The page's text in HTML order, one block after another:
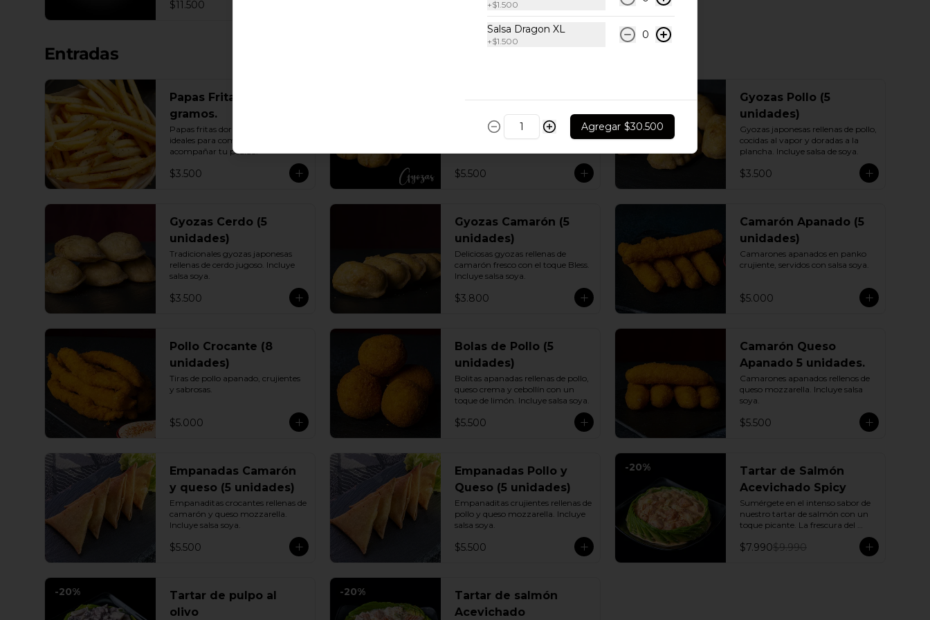
$11.500
Entradas
Papas Fritas 400
gramos.
Papas fritas doradas y crujientes,
ideales para compartir o
acompañar tu pedido.
$3.500
Gyozas Pollo - Cerdo
10 unidades
Mix de 5 gyozas de pollo y 5 de
cerdo. Incluye 2 salsas de soya.
$5.500
Gyozas Pollo (5
unidades)
Gyozas japonesas rellenas de pollo,
cocidas al vapor y doradas a la
plancha. Incluye salsa de soya.
$3.500
Gyozas Cerdo (5
unidades)
Tradicionales gyozas japonesas
rellenas de cerdo jugoso. Incluye
salsa soya.
$3.500
Gyozas Camarón (5
unidades)
Deliciosas gyozas rellenas de
camarón fresco con el toque Bless.
Incluye salsa soya.
$3.800
Camarón Apanado (5
unidades)
Camarones apanados en panko
crujiente, servidos con salsa soya.
$5.000
Pollo Crocante (8
unidades)
Tiras de pollo apanado, crujientes
y sabrosas.
$5.000
Bolas de Pollo (5
unidades)
Bolitas apanadas rellenas de pollo,
queso crema y cebollín con un
toque de limón. Incluye salsa soya.
$5.500
Camarón Queso
Apanado 5 unidades.
Camarones apanados rellenos de
queso mozzarella. Incluye salsa
soya.
$5.500
Empanadas Camarón
y queso (5 unidades)
Empanaditas crocantes rellenas de
camarón y queso mozzarella.
Incluye salsa soya.
$5.500
Empanadas Pollo y
Queso (5 unidades)
Empanaditas crujientes rellenas de
pollo y queso mozzarella. Incluye
salsa soya.
$5.500
-20%
Tartar de Salmón
Acevichado Spicy
Sumérgete en el intenso sabor de
nuestro tartar de salmón con un
toque picante. La frescura del
pepino y la suavidad de la palta se
combinan con la explosión de la
$7.990$9.990
-20%
Tartar de pulpo al
olivo
-20%
Tartar de salmón
Acevichado
+$1.500
Salsa Dragon XL
+$1.500
0
Agregar $30.500